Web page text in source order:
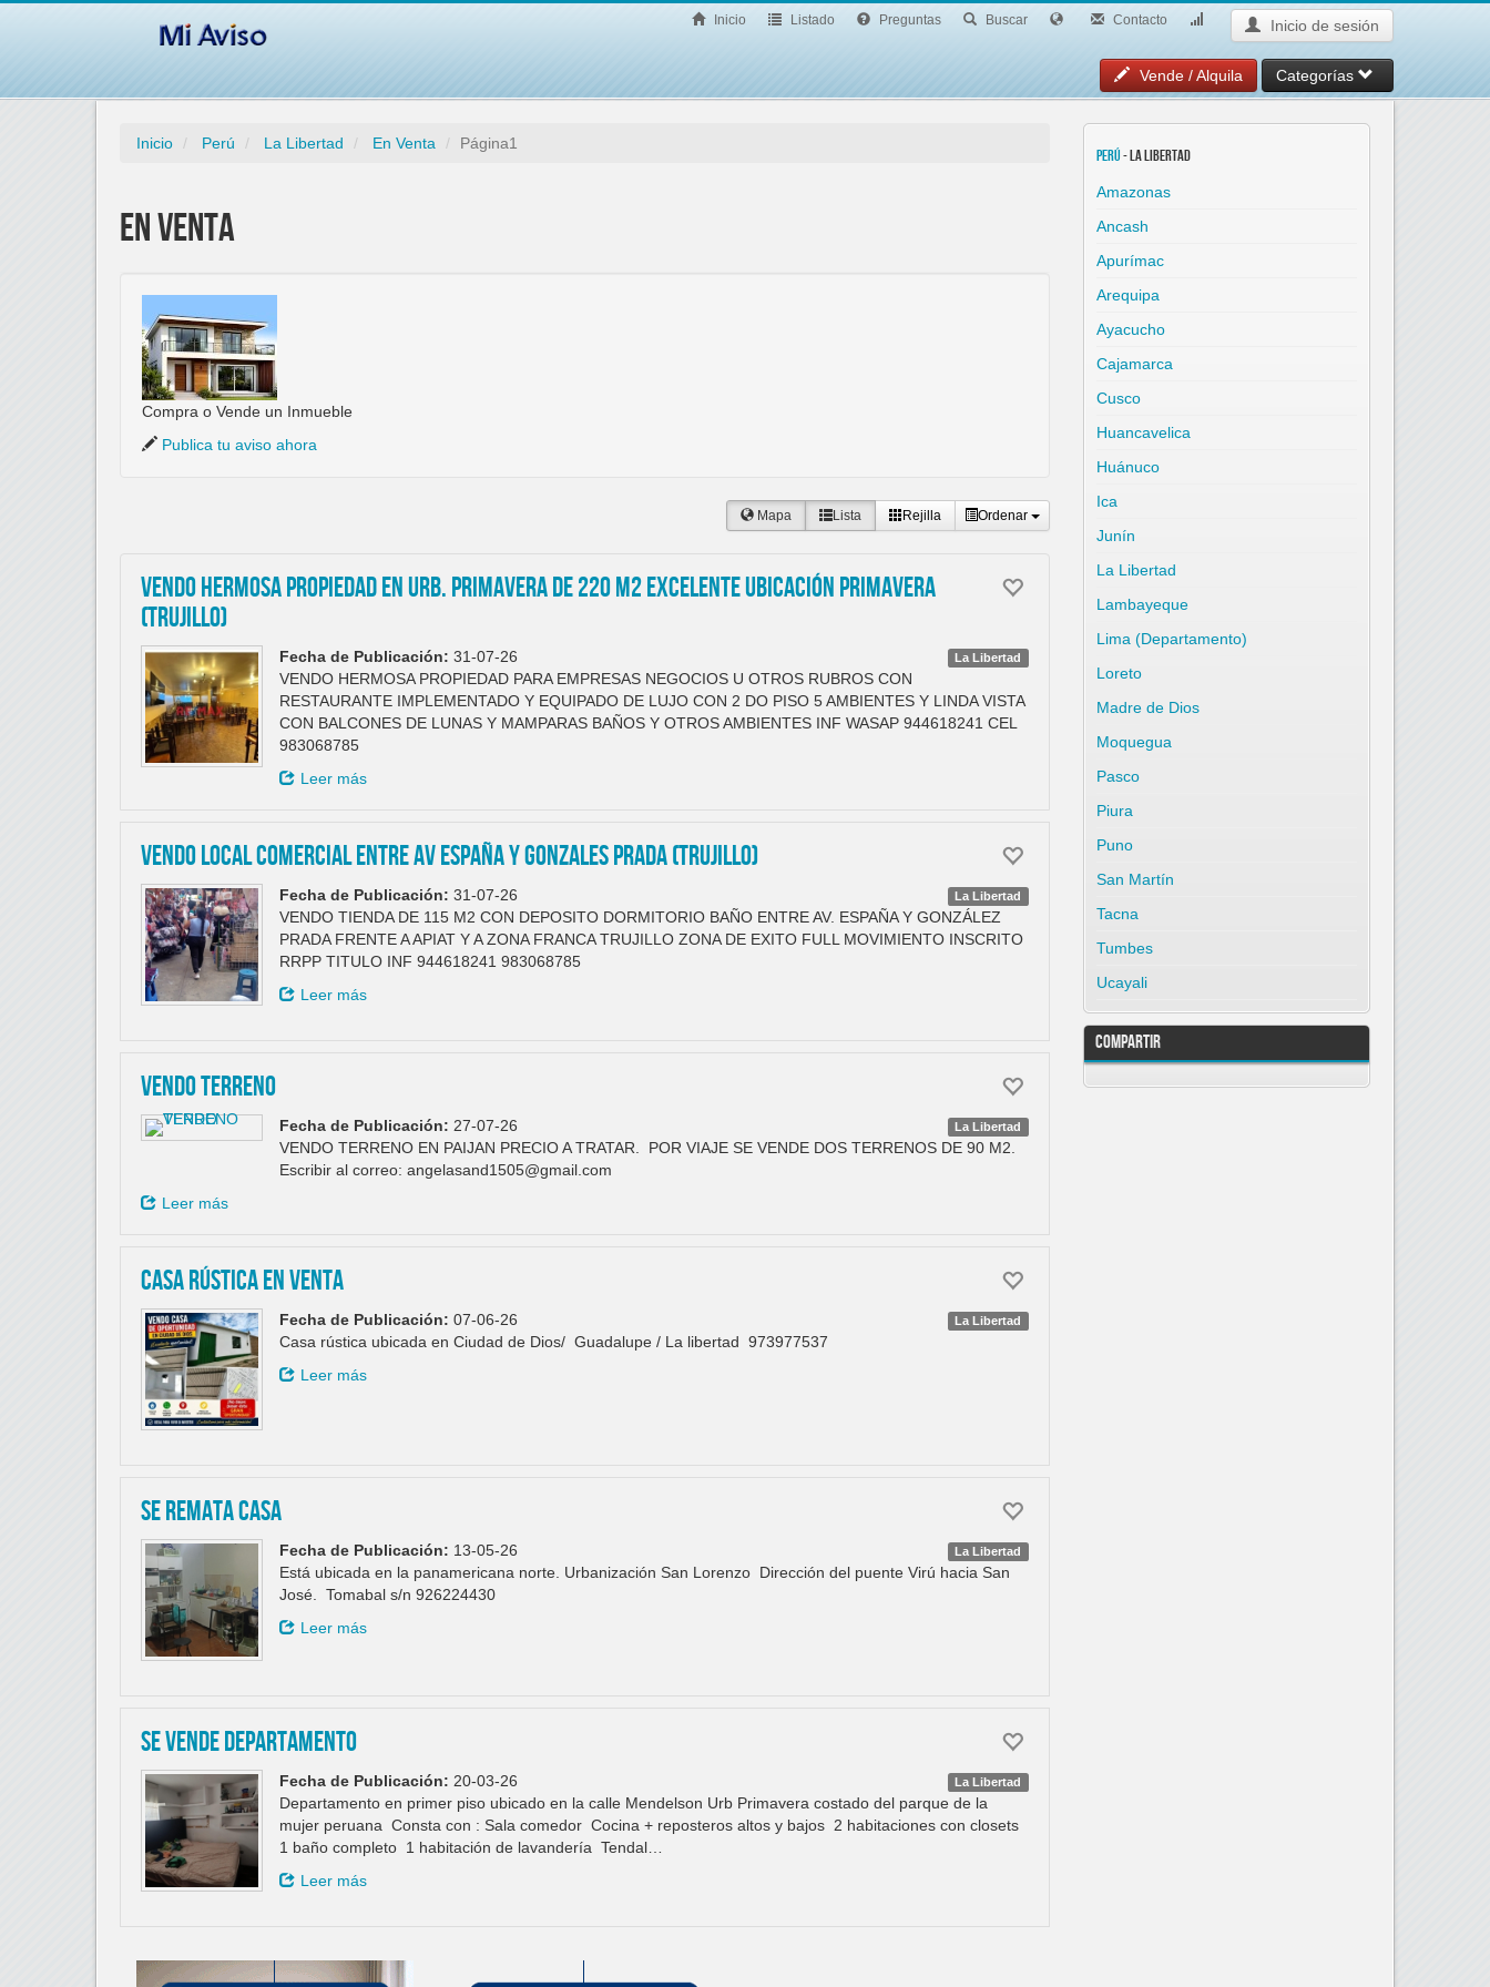
Inicio Listado Preguntas Buscar Contacto Inicio de sesión
Vende / Alquila Categorías
Inicio Perú La Libertad En Venta Página1
En Venta
Compra o Vende un Inmueble
Publica tu aviso ahora
Mapa Lista Rejilla Ordenar
VENDO HERMOSA PROPIEDAD EN URB. PRIMAVERA DE 220 M2 EXCELENTE UBICACIÓN PRIMAVERA
(TRUJILLO)
La Libertad
Fecha de Publicación: 31-07-26
VENDO HERMOSA PROPIEDAD PARA EMPRESAS NEGOCIOS U OTROS RUBROS CON
RESTAURANTE IMPLEMENTADO Y EQUIPADO DE LUJO CON 2 DO PISO 5 AMBIENTES Y LINDA VISTA
CON BALCONES DE LUNAS Y MAMPARAS BAÑOS Y OTROS AMBIENTES INF WASAP 944618241 CEL
983068785
Leer más
VENDO LOCAL COMERCIAL ENTRE AV ESPAÑA Y GONZALES PRADA (TRUJILLO)
La Libertad
Fecha de Publicación: 31-07-26
VENDO TIENDA DE 115 M2 CON DEPOSITO DORMITORIO BAÑO ENTRE AV. ESPAÑA Y GONZÁLEZ
PRADA FRENTE A APIAT Y A ZONA FRANCA TRUJILLO ZONA DE EXITO FULL MOVIMIENTO INSCRITO
RRPP TITULO INF 944618241 983068785
Leer más
VENDO TERRENO
La Libertad
Fecha de Publicación: 27-07-26
VENDO TERRENO EN PAIJAN PRECIO A TRATAR. POR VIAJE SE VENDE DOS TERRENOS DE 90 M2.
Escribir al correo: angelasand1505@gmail.com
Leer más
Casa Rústica en venta
La Libertad
Fecha de Publicación: 07-06-26
Casa rústica ubicada en Ciudad de Dios/ Guadalupe / La libertad 973977537
Leer más
Se remata casa
La Libertad
Fecha de Publicación: 13-05-26
Está ubicada en la panamericana norte. Urbanización San Lorenzo Dirección del puente Virú hacia San
José. Tomabal s/n 926224430
Leer más
Se vende departamento
La Libertad
Fecha de Publicación: 20-03-26
Departamento en primer piso ubicado en la calle Mendelson Urb Primavera costado del parque de la
mujer peruana Consta con : Sala comedor Cocina + reposteros altos y bajos 2 habitaciones con closets
1 baño completo 1 habitación de lavandería Tendal…
Leer más
Perú- La Libertad
Amazonas
Ancash
Apurímac
Arequipa
Ayacucho
Cajamarca
Cusco
Huancavelica
Huánuco
Ica
Junín
La Libertad
Lambayeque
Lima (Departamento)
Loreto
Madre de Dios
Moquegua
Pasco
Piura
Puno
San Martín
Tacna
Tumbes
Ucayali
Compartir